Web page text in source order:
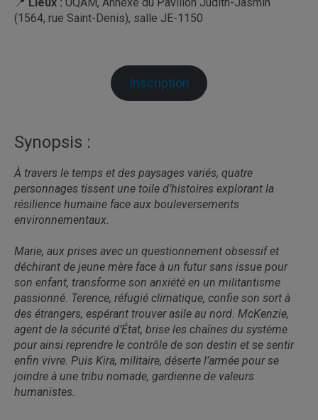
(1564, rue Saint-Denis), salle JE-1150
Inscription
Synopsis :
À travers le temps et des paysages variés, quatre
personnages tissent une toile d’histoires explorant la
résilience humaine face aux bouleversements
environnementaux.
Marie, aux prises avec un questionnement obsessif et
déchirant de jeune mère face à un futur sans issue pour
son enfant, transforme son anxiété en un militantisme
passionné. Terence, réfugié climatique, confie son sort à
des étrangers, espérant trouver asile au nord. McKenzie,
agent de la sécurité d’État, brise les chaînes du système
pour ainsi reprendre le contrôle de son destin et se sentir
enfin vivre. Puis Kira, militaire, déserte l’armée pour se
joindre à une tribu nomade, gardienne de valeurs
humanistes.